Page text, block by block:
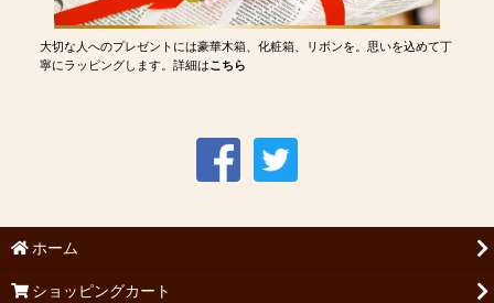
大切な人へのプレゼントには豪華木箱、化粧箱、リボンを。思いを込めて丁
寧にラッピングします。詳細はこちら
ホーム
ショッピングカート